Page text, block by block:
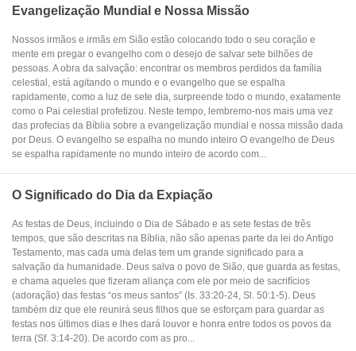
Evangelização Mundial e Nossa Missão
Nossos irmãos e irmãs em Sião estão colocando todo o seu coração e
mente em pregar o evangelho com o desejo de salvar sete bilhões de
pessoas. A obra da salvação: encontrar os membros perdidos da família
celestial, está agitando o mundo e o evangelho que se espalha
rapidamente, como a luz de sete dia, surpreende todo o mundo, exatamente
como o Pai celestial profetizou. Neste tempo, lembremo-nos mais uma vez
das profecias da Bíblia sobre a evangelização mundial e nossa missão dada
por Deus. O evangelho se espalha no mundo inteiro O evangelho de Deus
se espalha rapidamente no mundo inteiro de acordo com...
O Significado do Dia da Expiação
As festas de Deus, incluindo o Dia de Sábado e as sete festas de três
tempos, que são descritas na Bíblia, não são apenas parte da lei do Antigo
Testamento, mas cada uma delas tem um grande significado para a
salvação da humanidade. Deus salva o povo de Sião, que guarda as festas,
e chama aqueles que fizeram aliança com ele por meio de sacrifícios
(adoração) das festas “os meus santos” (Is. 33:20-24, Sl. 50:1-5). Deus
também diz que ele reunirá seus filhos que se esforçam para guardar as
festas nos últimos dias e lhes dará louvor e honra entre todos os povos da
terra (Sf. 3:14-20). De acordo com as pro...